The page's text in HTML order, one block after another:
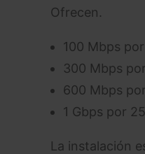
Ofrecen.
100 Mbps
300 Mbps
600 Mbps
1 Gbps por
La instalación